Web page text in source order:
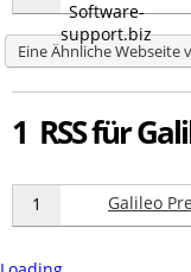
Eine Ähnliche Webseite
1 RSS für
1 Galileo